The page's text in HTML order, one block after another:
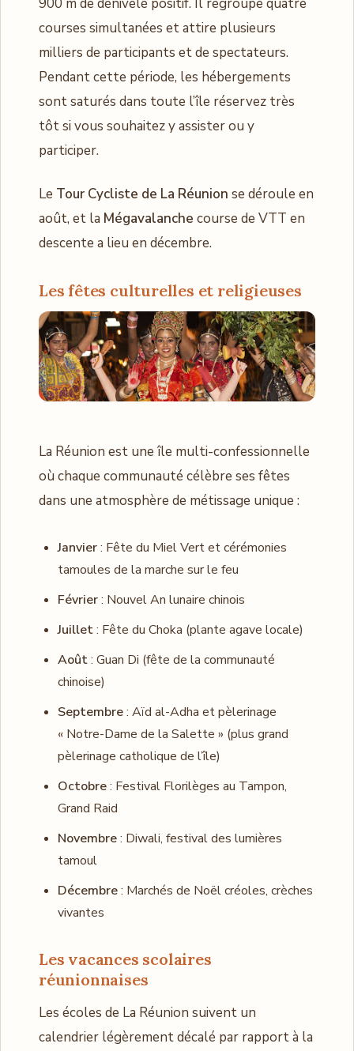
courses simultanées et attire plusieurs
milliers de participants et de spectateurs.
Pendant cette période, les hébergements
sont saturés dans toute l’île réservez très
tôt si vous souhaitez y assister ou y
participer.
Le Tour Cycliste de La Réunion se déroule en
août, et la Mégavalanche course de VTT en
descente a lieu en décembre.
Les fêtes culturelles et religieuses
La Réunion est une île multi-confessionnelle
où chaque communauté célèbre ses fêtes
dans une atmosphère de métissage unique :
Janvier: Fête du Miel Vert et cérémonies
tamoules de la marche sur le feu
Février: Nouvel An lunaire chinois
Juillet: Fête du Choka (plante agave locale)
Août: Guan Di (fête de la communauté
chinoise)
Septembre: Aïd al-Adha et pèlerinage
« Notre-Dame de la Salette » (plus grand
pèlerinage catholique de l’île)
Octobre: Festival Florilèges au Tampon,
Grand Raid
Novembre: Diwali, festival des lumières
tamoul
Décembre: Marchés de Noël créoles, crèches
vivantes
Les vacances scolaires
réunionnaises
Les écoles de La Réunion suivent un
calendrier légèrement décalé par rapport à la